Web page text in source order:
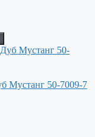
Мустанг 50-7009-7